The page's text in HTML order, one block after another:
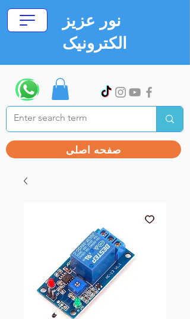
نور عزیز
الکترونیک
صفحه اصلی